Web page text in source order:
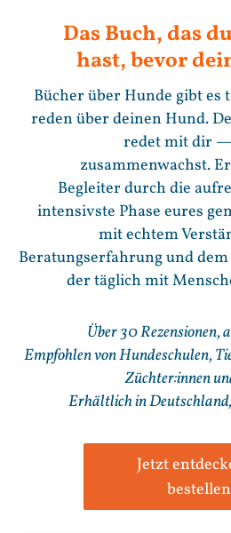
Das Buch, das
hast, bevor
Bücher über Hunde gibt es
reden über deinen Hund.
redet mit dir
zusammenwachst.
Begleiter durch die
intensivste Phase eures
mit echtem
Beratungserfahrung und
der täglich mit
Über 30 Rezensionen,
Empfohlen von Hundeschulen,
Züchter:innen
Erhältlich in
Jetzt
bestellen